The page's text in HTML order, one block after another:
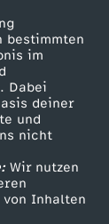
bestimmten
im
Dabei
deiner
und
nicht
Wir nutzen
von Inhalten